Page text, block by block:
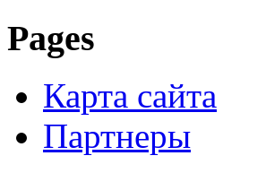
Pages
Карта сайта
Партнеры